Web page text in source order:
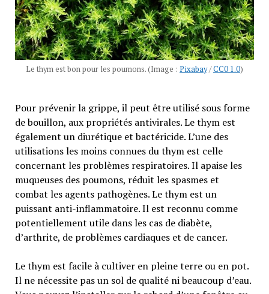
Le thym est bon pour les poumons. (Image : Pixabay/CC0 1.0)
Pour prévenir la grippe, il peut être utilisé sous forme
de bouillon, aux propriétés antivirales. Le thym est
également un diurétique et bactéricide. L’une des
utilisations les moins connues du thym est celle
concernant les problèmes respiratoires. Il apaise les
muqueuses des poumons, réduit les spasmes et
combat les agents pathogènes. Le thym est un
puissant anti-inflammatoire. Il est reconnu comme
potentiellement utile dans les cas de diabète,
d’arthrite, de problèmes cardiaques et de cancer.
Le thym est facile à cultiver en pleine terre ou en pot.
Il ne nécessite pas un sol de qualité ni beaucoup d’eau.